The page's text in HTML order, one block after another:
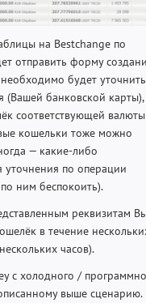
на Bestchange по
отправить форму
будет
(Вашей банковской карты),
соответствующей
кошельки тоже можно
— какие-либо
уточнения по операции
ним беспокоить).
реквизитам
в течение
часов).
с холодного /
выше сценарию.